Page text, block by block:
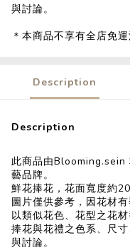
與討論。
＊本商品不享有全店免
Description
Description
此商品由Blooming.sein
藝品牌。
鮮花捧花，花面寬度約
圖片僅供參考，因花材
以類似花色、花型之花材
捧花與花禮之色系、尺
與討論。